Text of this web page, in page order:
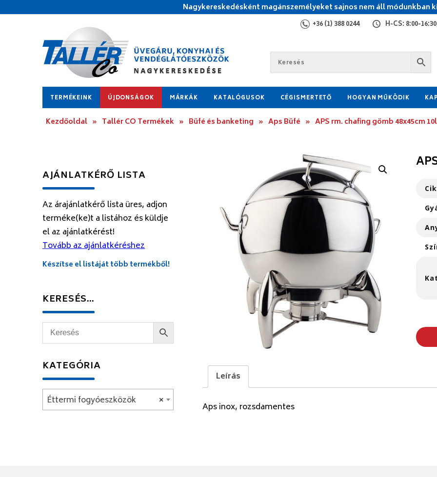
Nagykereskedésként magánszemélyeket sajnos nem áll módunkban
+36 (1) 388 0244 H-CS: 8:00-
TERMÉKEINK ÚJDONSÁGOK MÁRKÁK KATALÓGUSOK CÉGISMERTETŐ HOGYAN MŰKÖDIK
Kezdőoldal » Tallér CO Termékek » Büfé és banketing » Aps Büfé » APS rm. chafing gömb 48x45cm 10l
Leírás
Aps inox, rozsdamentes
AJÁNLATKÉRŐ LISTA
Az árajánlatkérő lista üres, adjon
terméke(ke)t a listához és küldje
el az ajánlatkérést!
Tovább az ajánlatkéréshez
Készítse el listáját több termékből!
KERESÉS…
KATEGÓRIA
×
Éttermi fogyóeszközök